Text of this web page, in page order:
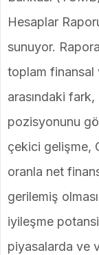
Hesaplar
sunuyor.
toplam finansal
arasındaki
pozisyonunu
çekici gelişme,
oranla net
gerilemiş
iyileşme
piyasalarda ve